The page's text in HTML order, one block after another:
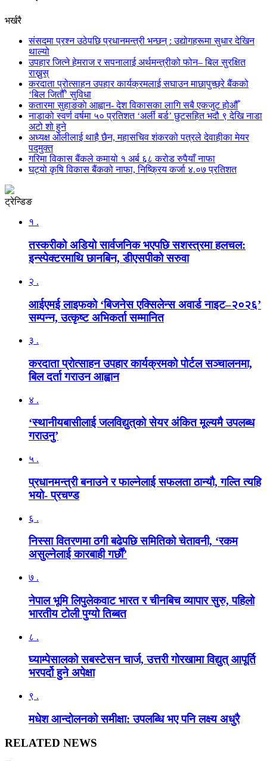
भर्खरै
संसदमा प्रश्न उठेपछि प्रधानमन्त्री भन्छन् : उद्योगहरूमा सुधार देखिन
थाल्यो
उपहार जित्ने हेमराज र सपनालाई अर्थमन्त्रीको फोन– बिल सुरक्षित
राख्नुस्
करदाता प्रोत्साहन उपहार कार्यक्रमलाई सघाउन माछापुच्छ्रे बैंकको
‘बिल जितौँ’ सुविधा
कतारमा सुहाङकाे आह्वान- देश विकासका लागि सबै एकजुट होऔँ
नाडाको स्वर्ण वर्षमा ५० प्रतिशत ‘अर्ली बर्ड’ छुटसहित भदौ ९ देखि नाडा
अटो शो हुने
अध्यक्ष ओलीलाई थाहै छैन, महासचिव शंकरको पत्रले देवाहीका मेयर
पदमुक्त
गरिमा विकास बैंकले कमायो १ अर्ब ६८ करोड रुपैयाँ नाफा
घट्यो कृषि विकास बैंकको नाफा, निष्क्रिय कर्जा ४.०७ प्रतिशत
ट्रेन्डिङ
१ .
तस्करीको अडियो सार्वजनिक भएपछि सशस्त्रमा हलचल:
इन्स्पेक्टरमाथि छानबिन, डीएसपीको सरुवा
२ .
आईएमई लाइफको ‘बिजनेस एक्सिलेन्स अवार्ड नाइट–२०२६’
सम्पन्न, उत्कृष्ट अभिकर्ता सम्मानित
३ .
करदाता प्रोत्साहन उपहार कार्यक्रमको पोर्टल सञ्चालनमा,
बिल दर्ता गराउन आह्वान
४ .
‘स्थानीयबासीलाई जलविद्युत्‌को सेयर अंकित मूल्यमै उपलब्ध
गराउनु’
५ .
प्रधानमन्त्री बनाउने र फाल्नेलाई सफलता ठान्यौ, गल्ति त्यहि
भयो- प्रचण्ड
६ .
निस्सा वितरणमा ठगी बढेपछि समितिको चेतावनी, ‘रकम
असुल्नेलाई कारबाही गर्छाैं’
७ .
नेपाल भूमि लिपुलेकवाट भारत र चीनबिच व्यापार सुरु, पहिलो
भारतीय टोली पुग्यो तिब्बत
८ .
घ्याम्पेसालको सबस्टेसन चार्ज, उत्तरी गोरखामा विद्युत् आपूर्ति
भरपर्दो हुने अपेक्षा
९ .
मधेश आन्दोलनको समीक्षा: उपलब्धि भए पनि लक्ष्य अधुरै
RELATED NEWS